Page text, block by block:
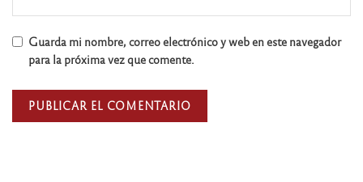
Guarda mi nombre, correo electrónico y web en este navegador
para la próxima vez que comente.